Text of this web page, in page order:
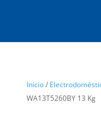
Inicio/
WA13T5260BY 13 Kg